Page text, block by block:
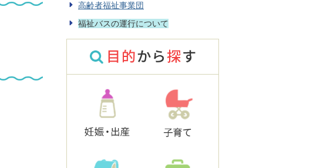
高齢者福祉事業団
福祉バスの運行について